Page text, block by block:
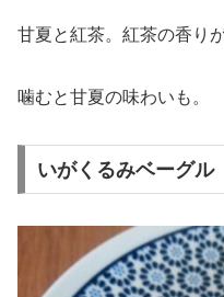
甘夏と紅茶。紅茶の香り
噛むと甘夏の味わいも。
いがくるみベーグル